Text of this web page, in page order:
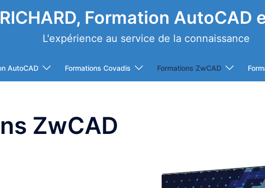
Formation AutoCAD
L'expérience au service de la connaissance
AutoCAD Formations Covadis Formations ZwCAD
ZwCAD